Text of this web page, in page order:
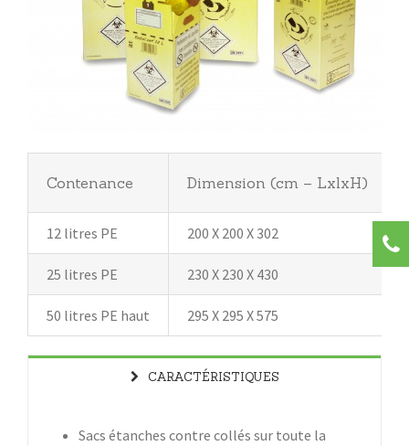
Contenance Dimension (cm – LxlxH)
12 litres PE 200 X 200 X 302
25 litres PE 230 X 230 X 430
50 litres PE haut 295 X 295 X 575
CARACTÉRISTIQUES
Sacs étanches contre collés sur toute la